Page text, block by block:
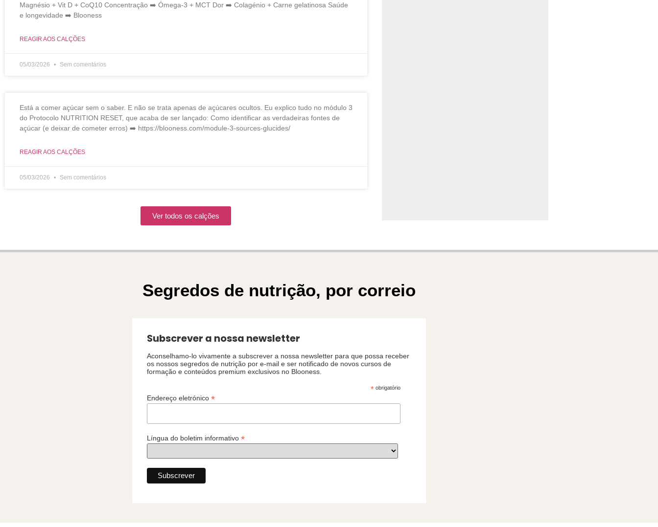
Magnésio + Vit D + CoQ10 Concentração ➡️ Ómega-3 + MCT Dor ➡️ Colagénio + Carne gelatinosa Saúde
e longevidade ➡️ Blooness
REAGIR AOS CALÇÕES
05/03/2026 Sem comentários
Está a comer açúcar sem o saber. E não se trata apenas de açúcares ocultos. Eu explico tudo no módulo 3
do Protocolo NUTRITION RESET, que acaba de ser lançado: Como identificar as verdadeiras fontes de
açúcar (e deixar de cometer erros) ➡️ https://blooness.com/module-3-sources-glucides/
REAGIR AOS CALÇÕES
05/03/2026 Sem comentários
Ver todos os calções
Segredos de nutrição, por correio
Subscrever a nossa newsletter
Aconselhamo-lo vivamente a subscrever a nossa newsletter para que possa receber
os nossos segredos de nutrição por e-mail e ser notificado de novos cursos de
formação e conteúdos premium exclusivos no Blooness.
* obrigatório
Endereço eletrónico *
Língua do boletim informativo *